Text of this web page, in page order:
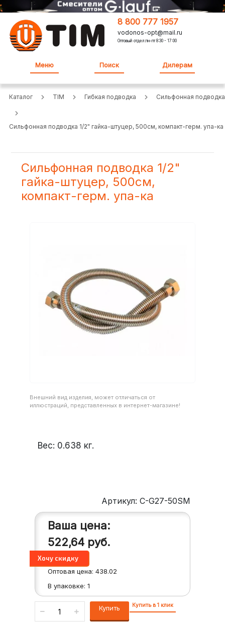
8 800 777 1957
vodonos-opt@mail.ru
Оптовый отдел:пн-пт 8:30 - 17:00
Меню Поиск Дилерам
Каталог TIM Гибкая подводка Сильфонная подводка
Сильфонная подводка 1/2" гайка-штуцер, 500см, компакт-герм. упа-ка
Сильфонная подводка 1/2"
гайка-штуцер, 500см,
компакт-герм. упа-ка
Внешний вид изделия, может отличаться от
иллюстраций, представленных в интернет-магазине!
Вес: 0.638 кг.
Артикул: C-G27-50SM
Ваша цена:
522,64 руб.
Оптовая цена: 438.02
В упаковке: 1
Купить Купить в 1 клик